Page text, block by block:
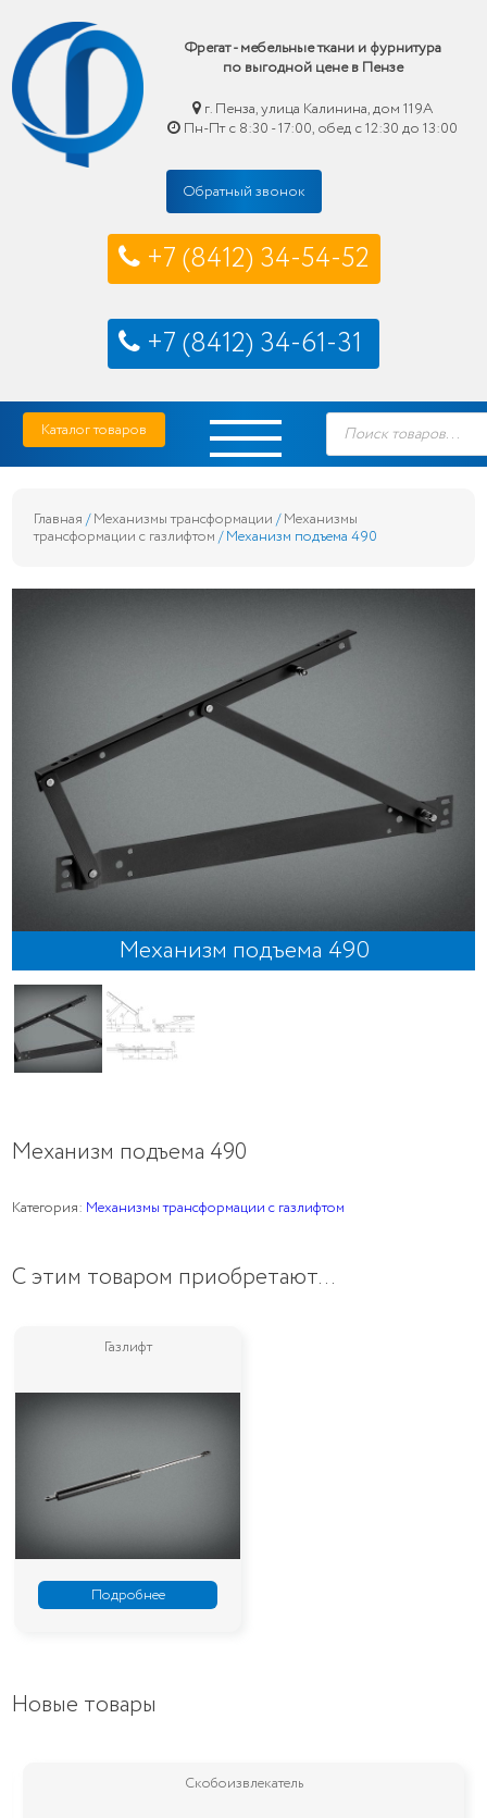
Фрегат - мебельные ткани и фурнитура
по выгодной цене в Пензе
г. Пенза, улица Калинина, дом 119А
Пн-Пт с 8:30 - 17:00, обед с 12:30 до 13:00
Обратный звонок
+7 (8412) 34-54-52
+7 (8412) 34-61-31
Skip
content
Фрегат — мебельные ткани и фурнитура купить по выгодной цене в Пензе
Каталог товаров
Поиск
товаров
Главная /Механизмы трансформации /Механизмы
трансформации с газлифтом / Механизм подъема 490
Механизм подъема 490
Механизм подъема 490
Категория: Механизмы трансформации с газлифтом
С этим товаром приобретают…
Газлифт
Подробнее
Новые товары
Скобоизвлекатель